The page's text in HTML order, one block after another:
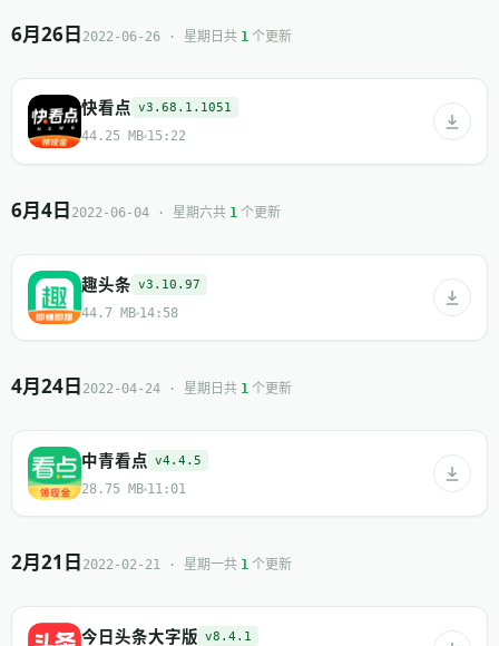
6月26日 2022-06-26 · 星期日 共 1 个更新
快看点 v3.68.1.1051
44.25 MB 15:22
6月4日 2022-06-04 · 星期六共 1 个更新
趣头条 v3.10.97
44.7 MB 14:58
4月24日 2022-04-24 · 星期日 共 1 个更新
中青看点 v4.4.5
28.75 MB 11:01
2月21日 2022-02-21 · 星期一共 1 个更新
今日头条大字版 v8.4.1